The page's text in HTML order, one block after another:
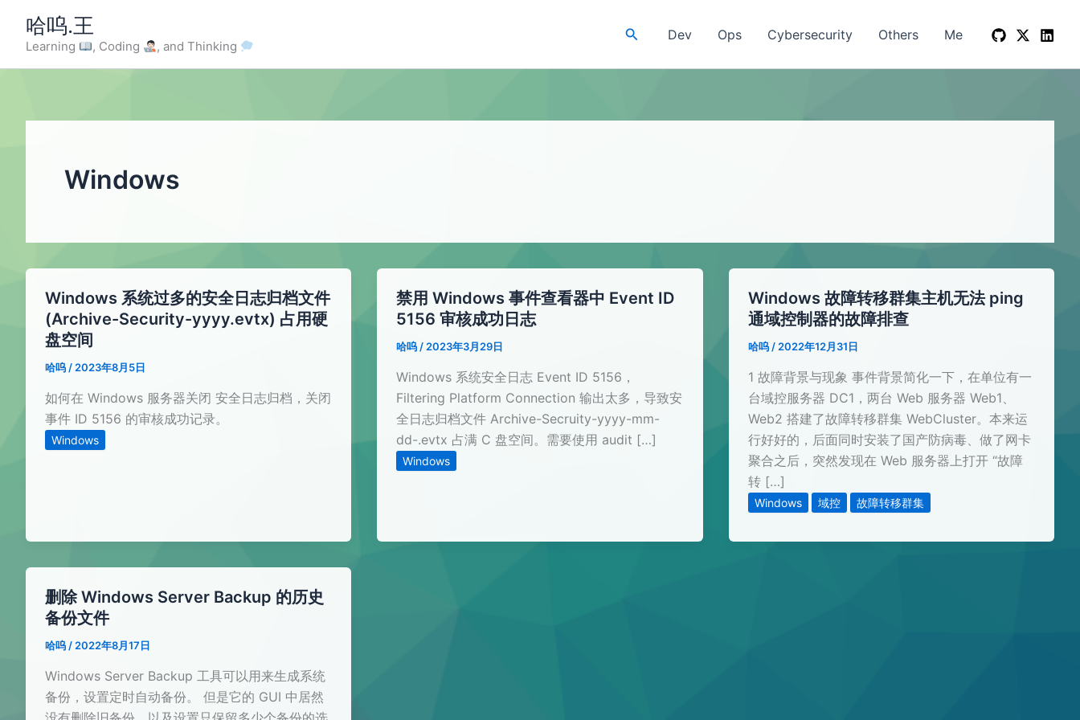
content
哈呜.王
Learning , Coding , and Thinking
SearchDev Ops Cybersecurity Others Me
Windows
Windows 系统过多的安全日志归档文件
(Archive-Security-yyyy.evtx) 占用硬
盘空间
哈呜 / 2023年8月5日
如何在 Windows 服务器关闭 安全日志归档，关闭
事件 ID 5156 的审核成功记录。
Windows
禁用 Windows 事件查看器中 Event ID
5156 审核成功日志
哈呜 / 2023年3月29日
Windows 系统安全日志 Event ID 5156，
Filtering Platform Connection 输出太多，导致安
全日志归档文件 Archive-Secruity-yyyy-mm-
dd-.evtx 占满 C 盘空间。需要使用 audit […]
Windows
Windows 故障转移群集主机无法 ping
通域控制器的故障排查
哈呜 / 2022年12月31日
1 故障背景与现象 事件背景简化一下，在单位有一
台域控服务器 DC1，两台 Web 服务器 Web1、
Web2 搭建了故障转移群集 WebCluster。本来运
行好好的，后面同时安装了国产防病毒、做了网卡
聚合之后，突然发现在 Web 服务器上打开 “故障
转 […]
Windows 域控 故障转移群集
删除 Windows Server Backup 的历史
备份文件
哈呜/2022年8月17日
Windows Server Backup 工具可以用来生成系统
备份，设置定时自动备份。 但是它的 GUI 中居然